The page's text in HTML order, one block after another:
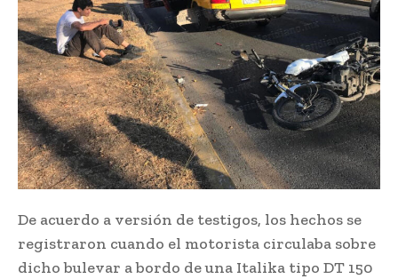
De acuerdo a versión de testigos, los hechos se
registraron cuando el motorista circulaba sobre
dicho bulevar a bordo de una Italika tipo DT 150